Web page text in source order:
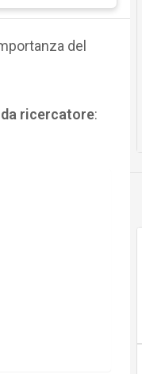
del
ricercatore: